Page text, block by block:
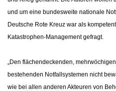
und um eine bundesweite nationale
Deutsche Rote Kreuz war als
Katastrophen-Management gefragt.
„Den flächendeckenden,
bestehenden Notfallsystemen nicht
wie bei allen anderen Akteuren von